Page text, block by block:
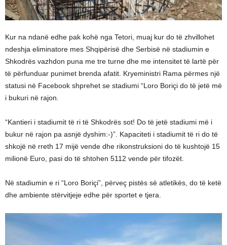
Kur na ndanë edhe pak kohë nga Tetori, muaj kur do të zhvillohet
ndeshja eliminatore mes Shqipërisë dhe Serbisë në stadiumin e
Shkodrës vazhdon puna me tre turne dhe me intensitet të lartë për
të përfunduar punimet brenda afatit. Kryeministri Rama përmes një
statusi në Facebook shprehet se stadiumi “Loro Boriçi do të jetë më
i bukuri në rajon.
“Kantieri i stadiumit të ri të Shkodrës sot! Do të jetë stadiumi më i
bukur në rajon pa asnjë dyshim:-)”. Kapaciteti i stadiumit të ri do të
shkojë në rreth 17 mijë vende dhe rikonstruksioni do të kushtojë 15
milionë Euro, pasi do të shtohen 5112 vende për tifozët.
Në stadiumin e ri “Loro Boriçi”, përveç pistës së atletikës, do të ketë
dhe ambiente stërvitjeje edhe për sportet e tjera.